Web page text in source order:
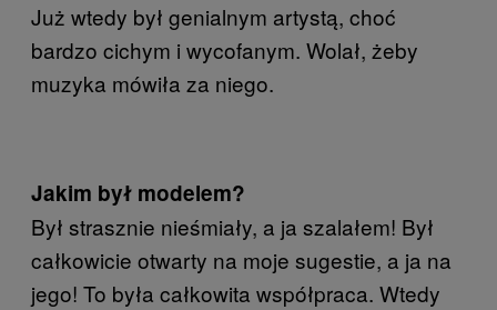
Już wtedy był genialnym artystą, choć
bardzo cichym i wycofanym. Wolał, żeby
muzyka mówiła za niego.
Jakim był modelem?
Był strasznie nieśmiały, a ja szalałem! Był
całkowicie otwarty na moje sugestie, a ja na
jego! To była całkowita współpraca. Wtedy